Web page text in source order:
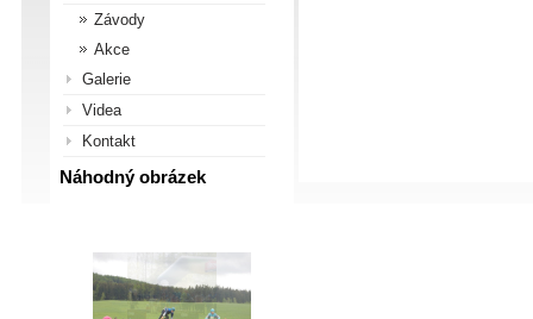
Závody
Akce
Galerie
Videa
Kontakt
Náhodný obrázek